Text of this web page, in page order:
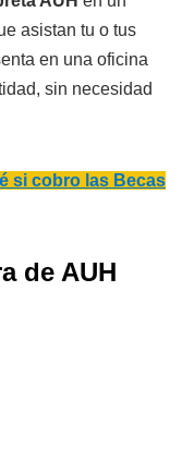
asistan tu o tus
en una oficina
sin necesidad
si cobro las Becas
de AUH